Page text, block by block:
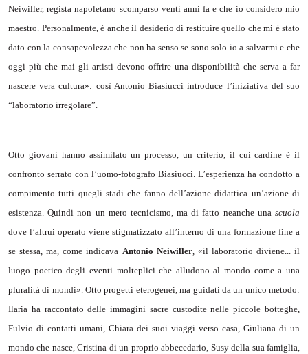
Neiwiller, regista napoletano scomparso venti anni fa e che io considero mio
maestro. Personalmente, è anche il desiderio di restituire quello che mi è stato
dato con la consapevolezza che non ha senso se sono solo io a salvarmi e che
oggi più che mai gli artisti devono offrire una disponibilità che serva a far
nascere vera cultura»: così Antonio Biasiucci introduce l’iniziativa del suo
“laboratorio irregolare”.
Otto giovani hanno assimilato un processo, un criterio, il cui cardine è il
confronto serrato con l’uomo-fotografo Biasiucci. L’esperienza ha condotto a
compimento tutti quegli stadi che fanno dell’azione didattica un’azione di
esistenza. Quindi non un mero tecnicismo, ma di fatto neanche una scuola
dove l’altrui operato viene stigmatizzato all’interno di una formazione fine a
se stessa, ma, come indicava Antonio Neiwiller, «il laboratorio diviene... il
luogo poetico degli eventi molteplici che alludono al mondo come a una
pluralità di mondi». Otto progetti eterogenei, ma guidati da un unico metodo:
Ilaria ha raccontato delle immagini sacre custodite nelle piccole botteghe,
Fulvio di contatti umani, Chiara dei suoi viaggi verso casa, Giuliana di un
mondo che nasce, Cristina di un proprio abbecedario, Susy della sua famiglia,